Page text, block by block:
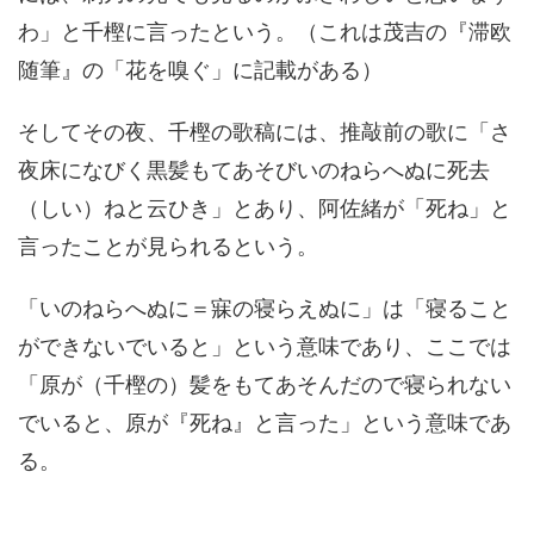
わ」と千樫に言ったという。（これは茂吉の『滞欧
随筆』の「花を嗅ぐ」に記載がある）
そしてその夜、千樫の歌稿には、推敲前の歌に「さ
夜床になびく黒髪もてあそびいのねらへぬに死去
（しい）ねと云ひき」とあり、阿佐緒が「死ね」と
言ったことが見られるという。
「いのねらへぬに＝寐の寝らえぬに」は「寝ること
ができないでいると」という意味であり、ここでは
「原が（千樫の）髪をもてあそんだので寝られない
でいると、原が『死ね』と言った」という意味であ
る。